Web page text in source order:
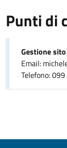
Punti di
Gestione sito
Email:
Telefono: